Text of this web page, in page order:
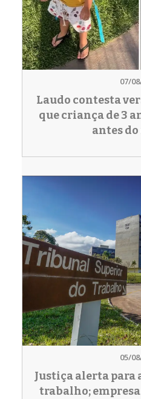
07/
Laudo contesta
que criança de 3
antes
05/
Justiça alerta para
trabalho;